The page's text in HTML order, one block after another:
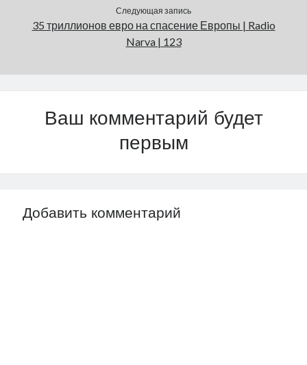
Следующая запись
35 триллионов евро на спасение Европы | Radio
Narva | 123
Ваш комментарий будет
первым
Добавить комментарий